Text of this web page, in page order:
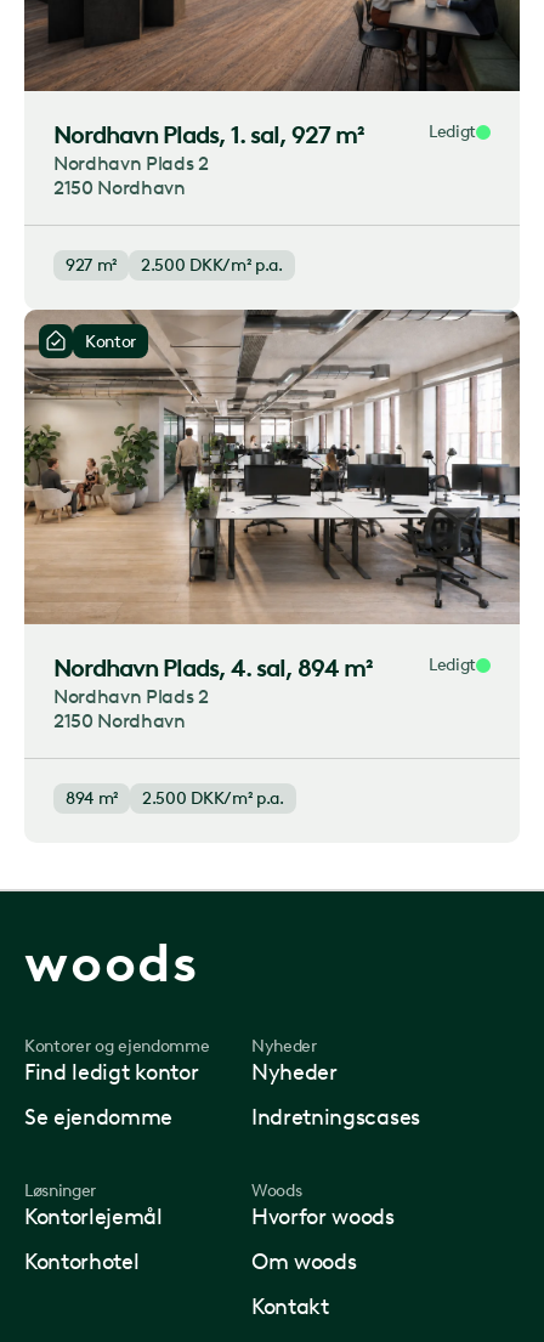
Nordhavn Plads, 1. sal, 927 m² Ledigt
Nordhavn Plads 2
2150 Nordhavn
927 m² 2.500 DKK/m² p.a.
Kontor
Nordhavn Plads, 4. sal, 894 m² Ledigt
Nordhavn Plads 2
2150 Nordhavn
894 m² 2.500 DKK/m² p.a.
woods
Kontorer og ejendomme
Find ledigt kontor
Se ejendomme
Løsninger
Kontorlejemål
Kontorhotel
Nyheder
Nyheder
Indretningscases
Woods
Hvorfor woods
Om woods
Kontakt